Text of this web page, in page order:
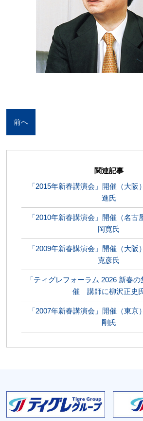
前へ
関連記事
「2015年新春講演会」開催（大
進氏
「2010年新春講演会」開催（名
岡寛氏
「2009年新春講演会」開催（大
克彦氏
「ティグレフォーラム 2026 新春
催 講師に柳沢正史
「2007年新春講演会」開催（東
剛氏